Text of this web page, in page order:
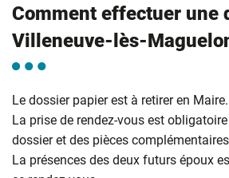
Comment effectuer une
Villeneuve-lès-
Le dossier papier est à retirer en Maire.
La prise de rendez-vous est
dossier et des pièces
La présences des deux futurs époux